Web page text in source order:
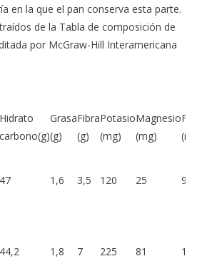
en la que el pan conserva esta parte.
de la Tabla de composición de
por McGraw-Hill Interamericana
Hidrato
carbono(g)
Grasa
(g)
Fibra
(g)
Potasio
(mg)
Magnesio
(mg)
47 1,6 3,5 120 25 90
44,2 1,8 7 225 81